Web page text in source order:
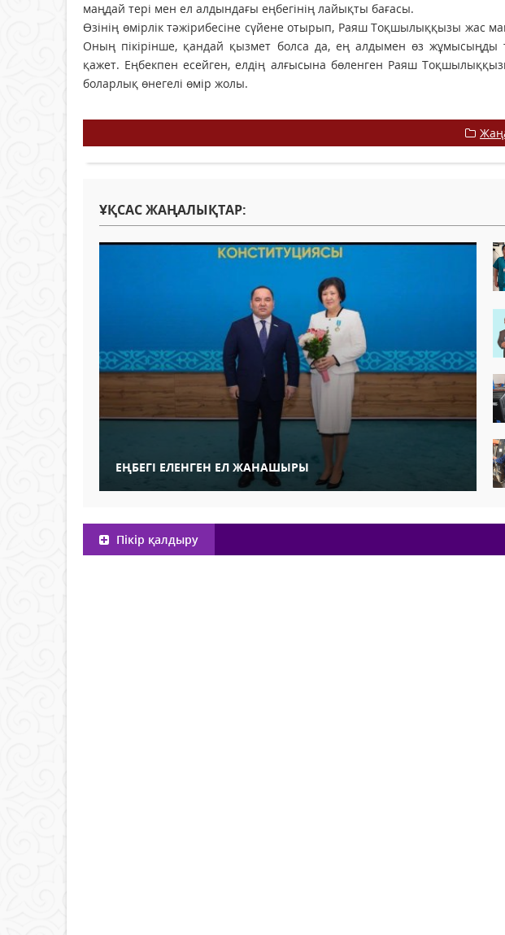
маңдай тері мен ел алдындағы еңбегінің лайықты бағасы.
Өзінің өмірлік тәжірибесіне сүйене отырып, Раяш Тоқшылыққызы жас
Оның пікірінше, қандай қызмет болса да, ең алдымен өз жұмысыңды
қажет. Еңбекпен есейген, елдің алғысына бөленген Раяш
боларлық өнегелі өмір жолы.
ҰҚСАС ЖАҢАЛЫҚТАР:
ЕҢБЕГІ ЕЛЕНГЕН ЕЛ ЖАНАШЫРЫ
Пікір қалдыру